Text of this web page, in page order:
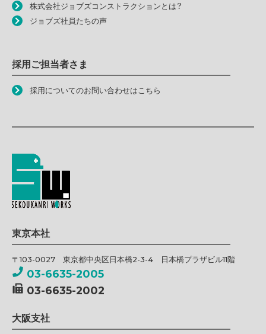
株式会社ジョブズコンストラクションとは？
ジョブズ社員たちの声
採用ご担当者さま
採用についてのお問い合わせはこちら
東京本社
〒103-0027 東京都中央区日本橋2-3-4 日本橋プラザビル11階
03-6635-2005
03-6635-2002
大阪支社